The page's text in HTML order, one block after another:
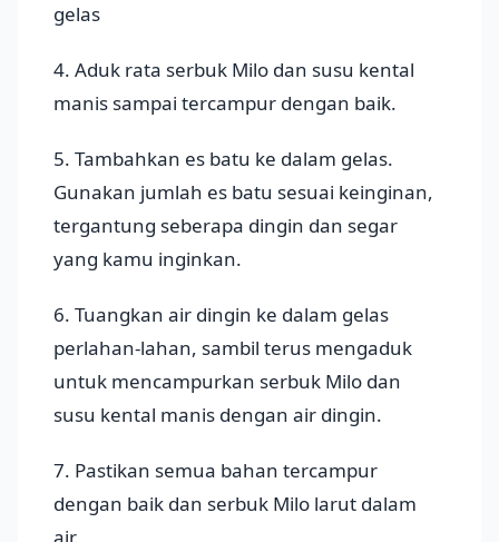
gelas
4. Aduk rata serbuk Milo dan susu kental
manis sampai tercampur dengan baik.
5. Tambahkan es batu ke dalam gelas.
Gunakan jumlah es batu sesuai keinginan,
tergantung seberapa dingin dan segar
yang kamu inginkan.
6. Tuangkan air dingin ke dalam gelas
perlahan-lahan, sambil terus mengaduk
untuk mencampurkan serbuk Milo dan
susu kental manis dengan air dingin.
7. Pastikan semua bahan tercampur
dengan baik dan serbuk Milo larut dalam